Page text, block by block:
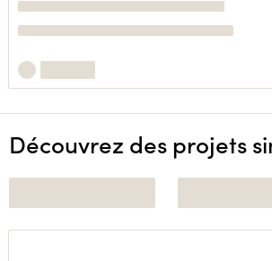
Découvrez des projets